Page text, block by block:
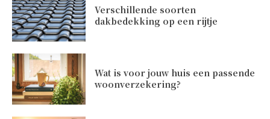
Verschillende soorten
dakbedekking op een rijtje
Wat is voor jouw huis een passende
woonverzekering?